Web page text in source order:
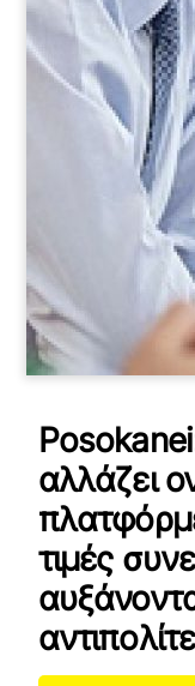
αλλάζει
τιμές